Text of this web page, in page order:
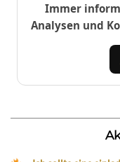
Immer
Analysen und